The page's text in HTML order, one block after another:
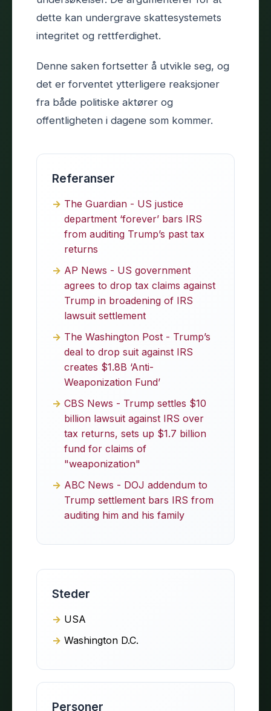
dette kan undergrave skattesystemets
integritet og rettferdighet.
Denne saken fortsetter å utvikle seg, og
det er forventet ytterligere reaksjoner
fra både politiske aktører og
offentligheten i dagene som kommer.
Referanser
The Guardian - US justice
department ‘forever’ bars IRS
from auditing Trump’s past tax
returns
AP News - US government
agrees to drop tax claims against
Trump in broadening of IRS
lawsuit settlement
The Washington Post - Trump’s
deal to drop suit against IRS
creates $1.8B ‘Anti-
Weaponization Fund’
CBS News - Trump settles $10
billion lawsuit against IRS over
tax returns, sets up $1.7 billion
fund for claims of
"weaponization"
ABC News - DOJ addendum to
Trump settlement bars IRS from
auditing him and his family
Steder
USA
Washington D.C.
Personer